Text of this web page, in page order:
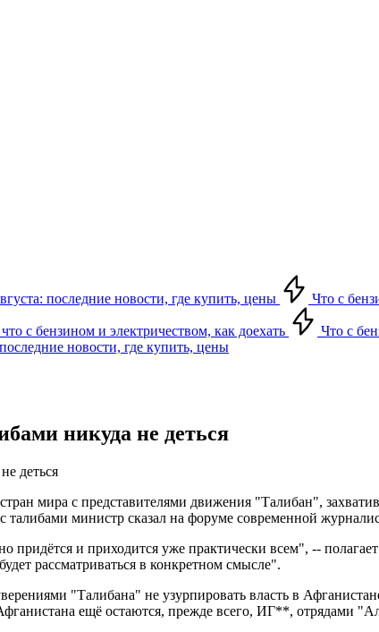
последние новости, где купить, цены Что с
с бензином и электричеством, как доехать Что с
новости, где купить, цены
никуда не деться
деться
мира с представителями движения "Талибан",
министр сказал на форуме современной
придётся и приходится уже практически всем", --
рассматриваться в конкретном смысле".
"Талибана" не узурпировать власть в
ещё остаются, прежде всего, ИГ**, отрядами